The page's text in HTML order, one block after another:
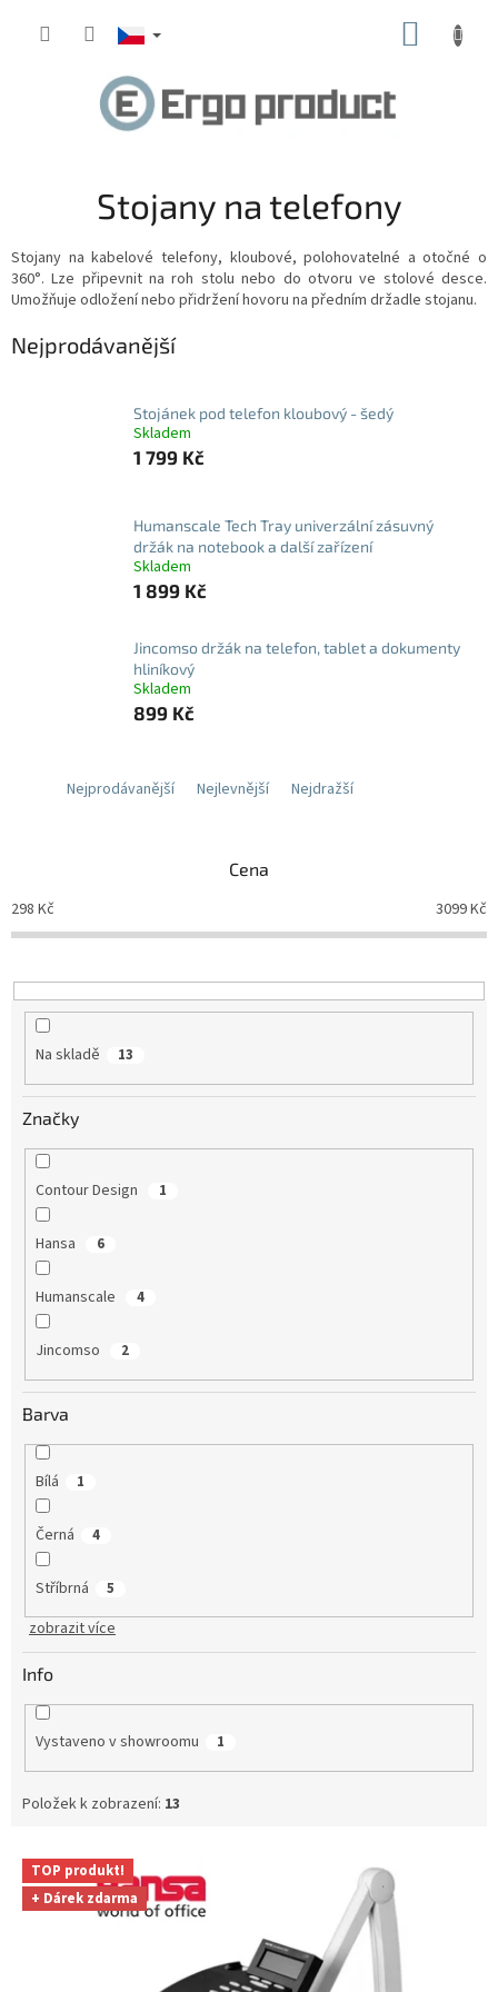
Stojany na telefony
Stojany na kabelové telefony, kloubové, polohovatelné a otočné o
360°. Lze připevnit na roh stolu nebo do otvoru ve stolové desce.
Umožňuje odložení nebo přidržení hovoru na předním držadle stojanu.
Nejprodávanější
Stojánek pod telefon kloubový - šedý
Skladem
1 799 Kč
Humanscale Tech Tray univerzální zásuvný
držák na notebook a další zařízení
Skladem
1 899 Kč
Jincomso držák na telefon, tablet a dokumenty
hliníkový
Skladem
899 Kč
Nejprodávanější Nejlevnější Nejdražší
Cena
298 Kč 3099Kč
Na skladě 13
Značky
Contour Design 1
Hansa 6
Humanscale 4
Jincomso 2
Barva
Bílá 1
Černá 4
Stříbrná 5
zobrazit více
Info
Vystaveno v showroomu 1
Položek k zobrazení: 13
V
p
TOP produkt!
+ Dárek zdarma